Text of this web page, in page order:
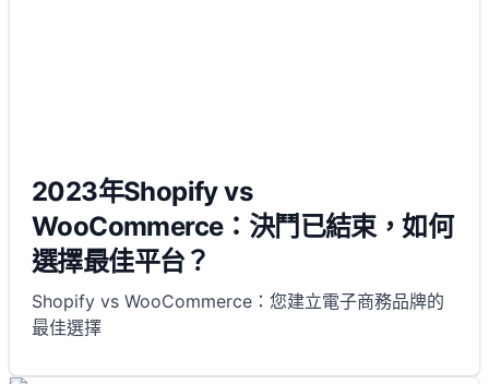
2023年Shopify vs
WooCommerce：決鬥已結束，如何
選擇最佳平台？
Shopify vs WooCommerce：您建立電子商務品牌的
最佳選擇